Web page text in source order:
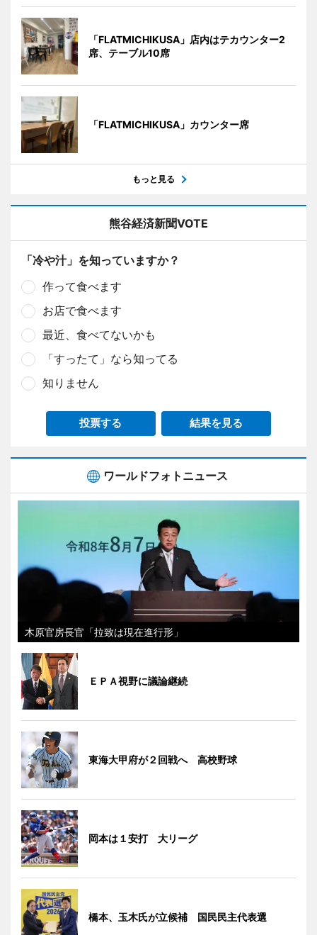
「FLATMICHIKUSA」店内はテカウンター2
席、テーブル10席
「FLATMICHIKUSA」カウンター席
もっと見る
熊谷経済新聞VOTE
「冷や汁」を知っていますか？
作って食べます
お店で食べます
最近、食べてないかも
「すったて」なら知ってる
知りません
投票する 結果を見る
ワールドフォトニュース
木原官房長官「拉致は現在進行形」
ＥＰＡ視野に議論継続
東海大甲府が２回戦へ 高校野球
岡本は１安打 大リーグ
橋本、玉木氏が立候補 国民民主代表選